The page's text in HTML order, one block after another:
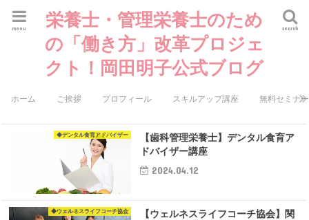
栄養士・管理栄養士のため
の「働き方」改革プロジェ
クト！岡田明子公式ブログ
search
menu
ホーム ご挨拶 プロフィール スキルアップ講座 無料セミナー
◆デンタル食育アドバイザー
【歯科管理栄養士】デンタル食育ア
ドバイザー講座
2024.04.12
◆ウェルネスライフコーチ協会
【ウェルネスライフコーチ協会】関